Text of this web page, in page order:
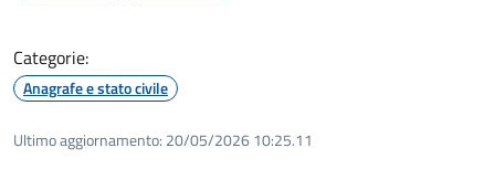
Categorie:
Anagrafe e stato civile
Ultimo aggiornamento: 20/05/2026 10:25.11